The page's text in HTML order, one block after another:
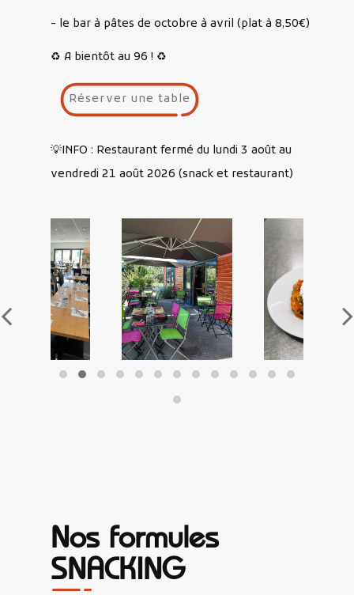
- le bar à pâtes de octobre à avril (plat à 8,50€)
♻️ A bientôt au 96 ! ♻️
Réserver une table
💡INFO : Restaurant fermé du lundi 3 août au
vendredi 21 août 2026 (snack et restaurant)
Nos formules
SNACKING